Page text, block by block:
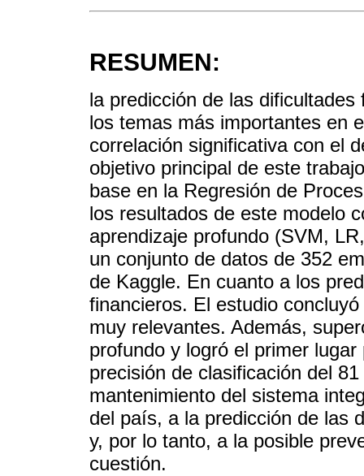
RESUMEN:
la predicción de las
los temas más importantes en
correlación significativa con el
objetivo principal de este
base en la Regresión de
los resultados de este modelo
aprendizaje profundo (SVM,
un conjunto de datos de 352
de Kaggle. En cuanto a los
financieros. El estudio
muy relevantes. Además,
profundo y logró el primer
precisión de clasificación del
mantenimiento del sistema
del país, a la predicción de las
y, por lo tanto, a la posible
cuestión.